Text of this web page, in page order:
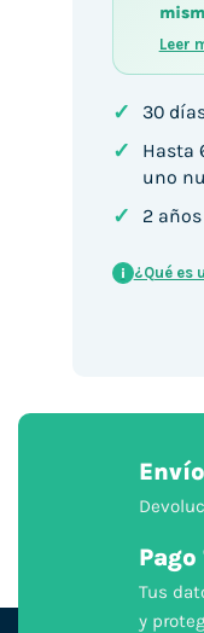
Leer
✓ 30
✓
Hasta
uno
✓ 2
i ¿Qué es
Pago
Tus
y